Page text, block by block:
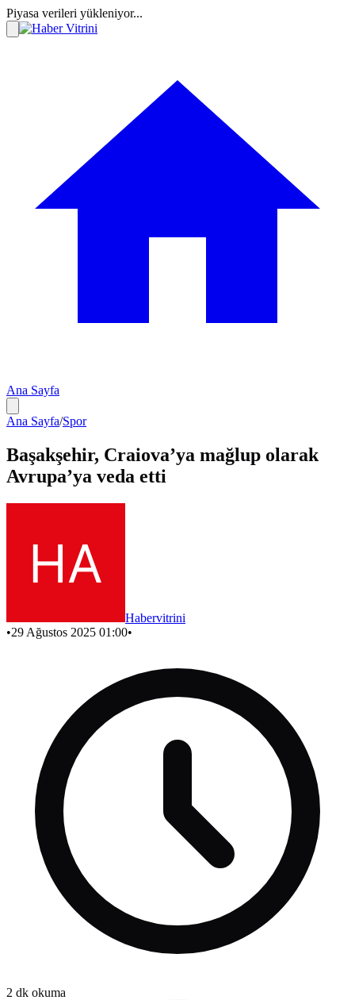
Piyasa verileri yükleniyor...
Ana Sayfa
Ana Sayfa/Spor
Başakşehir, Craiova’ya mağlup olarak
Avrupa’ya veda etti
Habervitrini
•29 Ağustos 2025 01:00•
2 dk okuma